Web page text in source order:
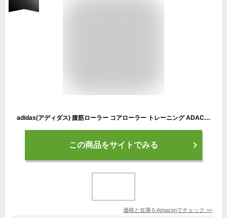
adidas(アディダス) 腹筋ローラー コアローラー トレーニング ADAC-11604 2個セット
この商品をサイトでみる
価格と在庫をAmazonでチェック >>